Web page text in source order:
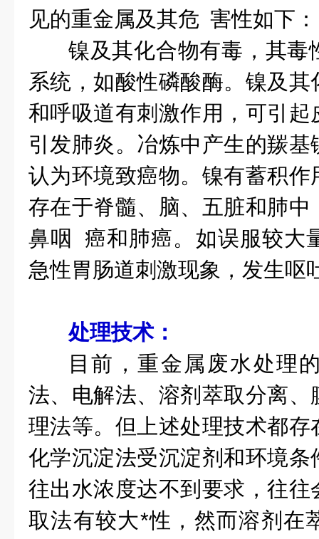
见的重金属及其危 害性如下：
镍及其化合物有毒，其毒
系统，如酸性磷酸酶。镍及
和呼吸道有刺激作用，可引
引发肺炎。冶炼中产生的羰
认为环境致癌物。镍有蓄积
存在于脊髓、脑、五脏和肺
鼻咽 癌和肺癌。如误服较大
急性胃肠道刺激现象，发生呕
处理技术：
目前，重金属废水处理
法、电解法、溶剂萃取分离
理法等。但上述处理技术都
化学沉淀法受沉淀剂和环境
往出水浓度达不到要求，往
取法有较大*性，然而溶剂在